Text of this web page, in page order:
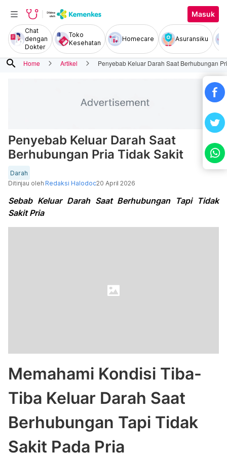
Masuk
Chat
dengan
Dokter
Toko
Kesehatan
Homecare Asuransiku
search Home Artikel Penyebab Keluar Darah Saat Berhubungan
Penyebab Keluar Darah Saat
Berhubungan Pria Tidak Sakit
Darah
Ditinjau oleh Redaksi Halodoc20 April 2026
Sebab Keluar Darah Saat Berhubungan Tapi Tidak
Sakit Pria
Memahami Kondisi Tiba-
Tiba Keluar Darah Saat
Berhubungan Tapi Tidak
Sakit Pada Pria